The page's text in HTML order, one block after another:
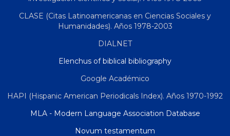
CLASE (Citas Latinoamericanas en Ciencias Sociales y
Humanidades). Años 1978-2003
DIALNET
Elenchus of biblical bibliography
Google Académico
HAPI (Hispanic American Periodicals Index). Años 1970-1992
MLA - Modern Language Association Database
Novum testamentum